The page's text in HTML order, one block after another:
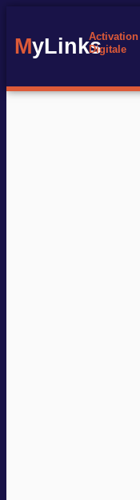
MyLinksActivation
Digitale